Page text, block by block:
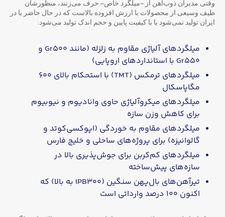
وقتی مدیران ذوب‌آهن از «میلگرد خاص» حرف می‌زنند، منظورشان
طیف وسیعی از محصولات با ارزش افزوده بالاست که در حال حاضر یا در
ایران تولید نمی‌شود یا با کیفیت پایین و حجم اندک تولید می‌شود:
میلگردهای آلیاژی مقاوم به زلزله (مانند Gr۵۰۰ و
Gr۵۵۰ با استانداردهای اروپایی)
میلگردهای ترمکس (TMT) با استحکام بالای ۶۰۰
مگاپاسکال
میلگردهای میکروآلیاژی حاوی وانادیوم و نیوبیوم
برای کاهش وزن سازه
میلگردهای مقاوم به خوردگی (اپوکسی‌کوتد و
گالوانیزه) برای پروژه‌های ساحلی و خلیج فارس
میلگردهای کم‌کربن برای جوش‌پذیری بالا در
سازه‌های پیش‌ساخته
تیرآهن‌های بال‌پهن سنگین (IPB۳۰۰ به بالا) که
اکنون ۱۰۰ درصد وارداتی است